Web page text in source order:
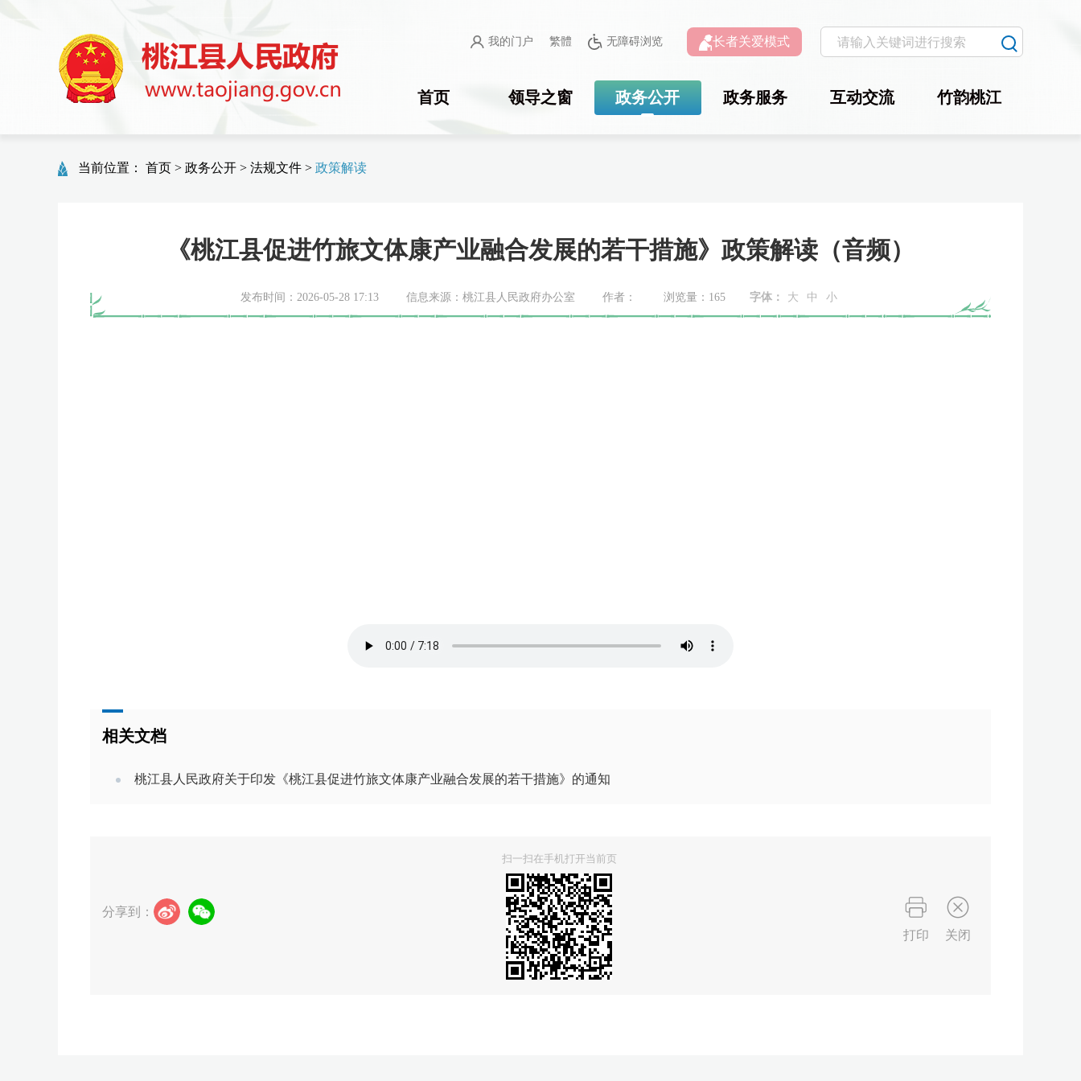
我的门户 繁體 无障碍浏览 长者关爱模式
首页 领导之窗 政务公开 政务服务 互动交流 竹韵桃江
当前位置： 首页 > 政务公开 > 法规文件 > 政策解读
《桃江县促进竹旅文体康产业融合发展的若干措施》政策解读（音频）
发布时间：2026-05-28 17:13 信息来源：桃江县人民政府办公室 作者： 浏览量： 165 字体： 大 中 小
相关文档
桃江县人民政府关于印发《桃江县促进竹旅文体康产业融合发展的若干措施》的通知
分享到：
扫一扫在手机打开当前页
打印 关闭